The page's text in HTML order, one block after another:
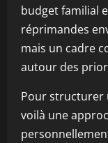
budget familial
réprimandes
mais un cadre
autour des
Pour structurer
voilà une